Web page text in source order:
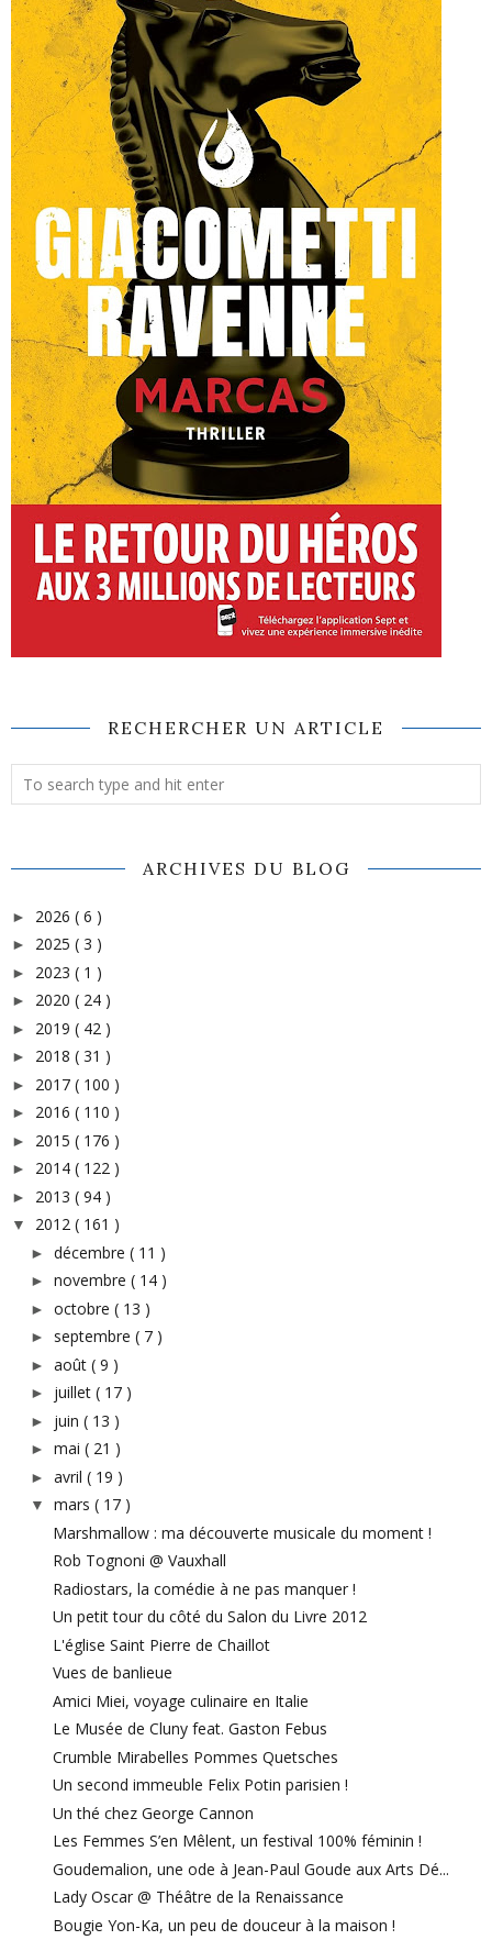
RECHERCHER UN ARTICLE
ARCHIVES DU BLOG
► 2026 ( 6 )
► 2025 ( 3 )
► 2023 ( 1 )
► 2020 ( 24 )
► 2019 ( 42 )
► 2018 ( 31 )
► 2017 ( 100 )
► 2016 ( 110 )
► 2015 ( 176 )
► 2014 ( 122 )
► 2013 ( 94 )
▼ 2012 ( 161 )
► décembre ( 11 )
► novembre ( 14 )
► octobre ( 13 )
► septembre ( 7 )
► août ( 9 )
► juillet ( 17 )
► juin ( 13 )
► mai ( 21 )
► avril ( 19 )
▼ mars ( 17 )
Marshmallow : ma découverte musicale du moment !
Rob Tognoni @ Vauxhall
Radiostars, la comédie à ne pas manquer !
Un petit tour du côté du Salon du Livre 2012
L'église Saint Pierre de Chaillot
Vues de banlieue
Amici Miei, voyage culinaire en Italie
Le Musée de Cluny feat. Gaston Febus
Crumble Mirabelles Pommes Quetsches
Un second immeuble Felix Potin parisien !
Un thé chez George Cannon
Les Femmes S’en Mêlent, un festival 100% féminin !
Goudemalion, une ode à Jean-Paul Goude aux Arts Dé...
Lady Oscar @ Théâtre de la Renaissance
Bougie Yon-Ka, un peu de douceur à la maison !